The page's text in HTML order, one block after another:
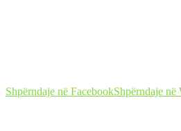
Shpërndaje në FacebookShpërndaje në